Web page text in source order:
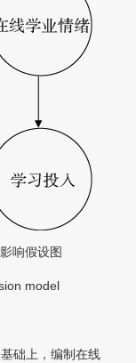
响假设图
model
础上，编制在线